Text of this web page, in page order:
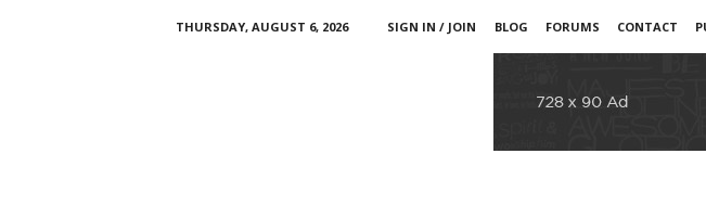
THURSDAY, AUGUST 6, 2026 SIGN IN / JOIN BLOG FORUMS CONTACT